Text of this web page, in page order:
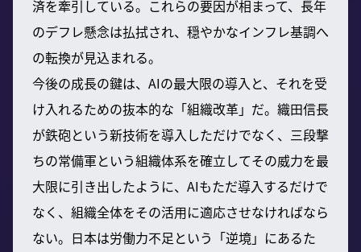
済を牽引している。これらの要因が相まって、長年
のデフレ懸念は払拭され、穏やかなインフレ基調へ
の転換が見込まれる。
今後の成長の鍵は、AIの最大限の導入と、それを受
け入れるための抜本的な「組織改革」だ。織田信長
が鉄砲という新技術を導入しただけでなく、三段撃
ちの常備軍という組織体系を確立してその威力を最
大限に引き出したように、AIもただ導入するだけで
なく、組織全体をその活用に適応させなければなら
ない。日本は労働力不足という「逆境」にあるた